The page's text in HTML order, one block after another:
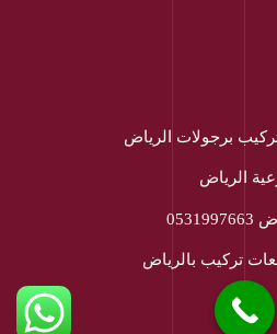
برجولات الرياض
الرياض
تركيب بالرياض